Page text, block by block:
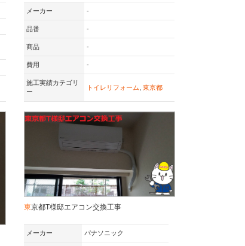
メーカー -
品番 -
商品 -
費用 -
施工実績カテゴリ
ー
トイレリフォーム ,東京都
東京都T様邸エアコン交換工事
メーカー パナソニック